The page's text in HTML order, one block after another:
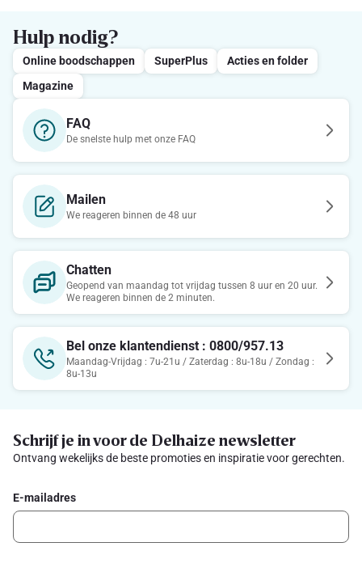
Hulp nodig?
Online boodschappen SuperPlus
Acties en folder
Magazine
FAQ
De snelste hulp met onze FAQ
Mailen
We reageren binnen de 48 uur
Chatten
Geopend van maandag tot vrijdag tussen 8 uur en 20 uur.
We reageren binnen de 2 minuten.
Bel onze klantendienst : 0800/957.13
Maandag-Vrijdag : 7u-21u / Zaterdag : 8u-18u / Zondag :
8u-13u
Schrijf je in voor de Delhaize newsletter
Ontvang wekelijks de beste promoties en inspiratie voor gerechten.
E-mailadres